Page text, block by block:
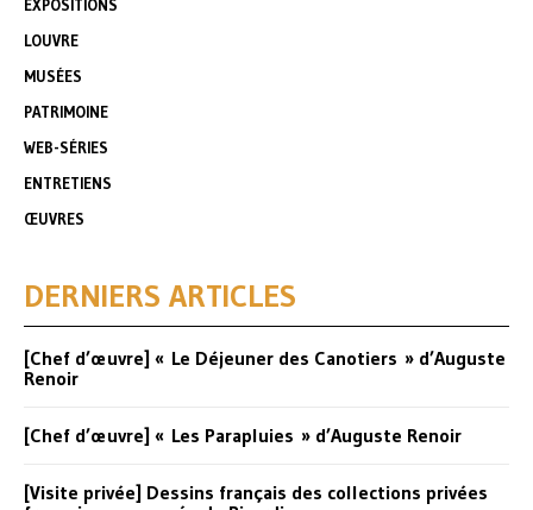
EXPOSITIONS
LOUVRE
MUSÉES
PATRIMOINE
WEB-SÉRIES
ENTRETIENS
ŒUVRES
DERNIERS ARTICLES
[Chef d’œuvre] « Le Déjeuner des Canotiers » d’Auguste
Renoir
[Chef d’œuvre] « Les Parapluies » d’Auguste Renoir
[Visite privée] Dessins français des collections privées